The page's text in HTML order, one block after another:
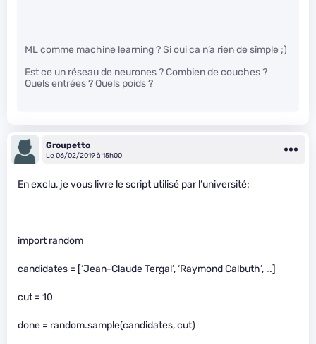
ML comme machine learning ? Si oui ca n’a rien de simple ;)
Est ce un réseau de neurones ? Combien de couches ?
Quels entrées ? Quels poids ?
Groupetto
Le 06/02/2019 à 15h00
En exclu, je vous livre le script utilisé par l’université:
import random
candidates = [‘Jean-Claude Tergal’, ‘Raymond Calbuth’, …]
cut = 10
done = random.sample(candidates, cut)